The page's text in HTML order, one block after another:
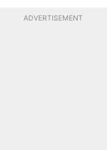
ADVERTISEMENT